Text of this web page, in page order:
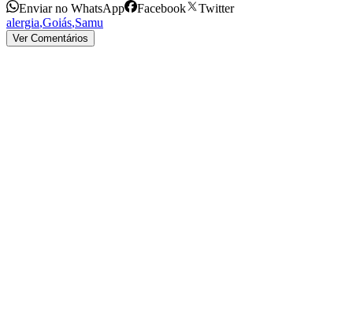
Enviar no WhatsApp Facebook
Twitter
alergia,Goiás,Samu
Ver Comentários